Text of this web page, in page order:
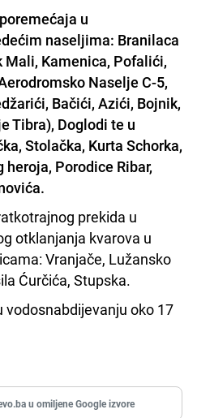
u
naseljima: Branilaca
Mali, Kamenica, Pofalići,
Naselje C-5,
Bačići, Azići, Bojnik,
Tibra), Doglodi te u
Stolačka, Kurta Schorka,
Porodice Ribar,
prekida u
otklanjanja kvarova u
Vranjače, Lužansko
Ćurčića, Stupska.
vodosnabdijevanju oko 17
u omiljene Google izvore